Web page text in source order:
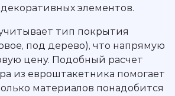
элементов.
тип покрытия
под дерево), что напрямую
цену. Подобный расчет
из евроштакетника помогает
материалов понадобится